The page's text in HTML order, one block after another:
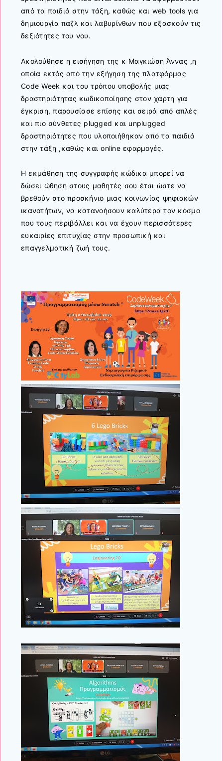
από τα παιδιά στην τάξη, καθώς και web tools για
δημιουργία παζλ και λαβυρίνθων που εξασκούν τις
δεξιότητες του νου.
Ακολούθησε η εισήγηση της κ Μαγκιώση Άννας ,η
οποία εκτός από την εξήγηση της πλατφόρμας
Code Week και του τρόπου υποβολής μιας
δραστηριότητας κωδικοποίησης στον χάρτη για
έγκριση, παρουσίασε επίσης και σειρά από απλές
και πιο σύνθετες plugged και unplugged
δραστηριότητες που υλοποιήθηκαν από τα παιδιά
στην τάξη ,καθώς και online εφαρμογές.
Η εκμάθηση της συγγραφής κώδικα μπορεί να
δώσει ώθηση στους μαθητές σου έτσι ώστε να
βρεθούν στο προσκήνιο μιας κοινωνίας ψηφιακών
ικανοτήτων, να κατανοήσουν καλύτερα τον κόσμο
που τους περιβάλλει και να έχουν περισσότερες
ευκαιρίες επιτυχίας στην προσωπική και
επαγγελματική ζωή τους.